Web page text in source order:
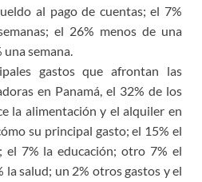
al pago de cuentas; el 7%
el 26% menos de una
una semana.
gastos que afrontan las
en Panamá, el 32% de los
la alimentación y el alquiler en
su principal gasto; el 15% el
el 7% la educación; otro 7% el
la salud; un 2% otros gastos y el